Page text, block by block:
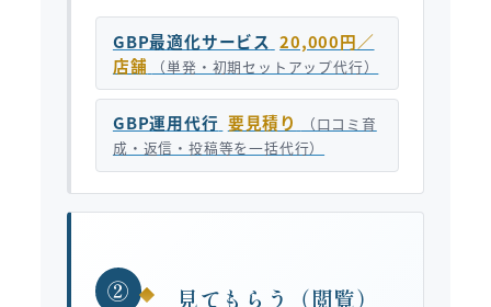
GBP最適化サービス 20,000円／
店舗
（単発・初期セットアップ代行）
GBP運用代行 要見積り
（口コミ育
成・返信・投稿等を一括代行）
② 見てもらう（閲覧）